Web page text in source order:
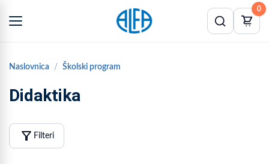
0
Naslovnica Školski program
Didaktika
filter_alt Filteri